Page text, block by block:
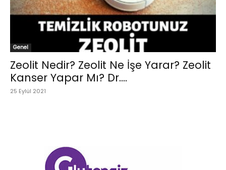
Genel
Zeolit Nedir? Zeolit Ne İşe Yarar? Zeolit
Kanser Yapar Mı? Dr....
25 Eylül 2021